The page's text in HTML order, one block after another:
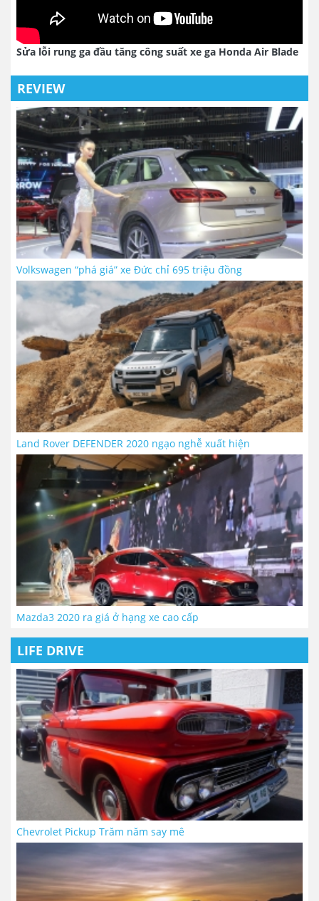
Sửa lỗi rung ga đầu tăng công suất xe ga Honda Air Blade
REVIEW
Volkswagen “phá giá” xe Đức chỉ 695 triệu đồng
Land Rover DEFENDER 2020 ngạo nghễ xuất hiện
Mazda3 2020 ra giá ở hạng xe cao cấp
LIFE DRIVE
Chevrolet Pickup Trăm năm say mê